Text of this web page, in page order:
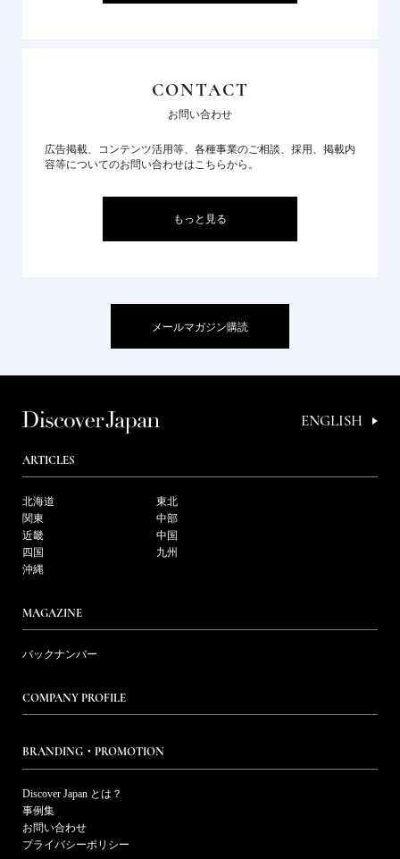
CONTACT
お問い合わせ
広告掲載、コンテンツ活用等、各種事業のご相談、採用、掲載内
容等についてのお問い合わせはこちらから。
もっと見る
メールマガジン購読
ENGLISH
ARTICLES
北海道
東北
関東
中部
近畿
中国
四国
九州
沖縄
MAGAZINE
バックナンバー
COMPANY PROFILE
BRANDING・PROMOTION
Discover Japan とは？
事例集
お問い合わせ
プライバシーポリシー